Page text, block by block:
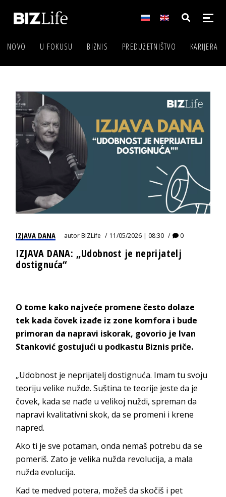
NOVO U FOKUSU BIZNIS PREDUZETNIŠTVO KARIJERA
IZJAVA DANA autorBIZLife 11/05/2026 | 08:30 0
IZJAVA DANA: „Udobnost je neprijatelj
dostignuća“
O tome kako najveće promene često dolaze
tek kada čovek izađe iz zone komfora i bude
primoran da napravi iskorak, govorio je Ivan
Stanković gostujući u podkastu Biznis priče.
„Udobnost je neprijatelj dostignuća. Imam tu svoju
teoriju velike nužde. Suština te teorije jeste da je
čovek, kada se nađe u velikoj nuždi, spreman da
napravi kvalitativni skok, da se promeni i krene
napred.
Ako ti je sve potaman, onda nemaš potrebu da se
pomeriš. Zato je velika nužda revolucija, a mala
nužda evolucija.
Kad te medved potera, možeš da skočiš i pet